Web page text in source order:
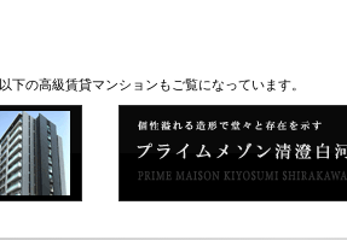
下の高級賃貸マンションもご覧になっています。